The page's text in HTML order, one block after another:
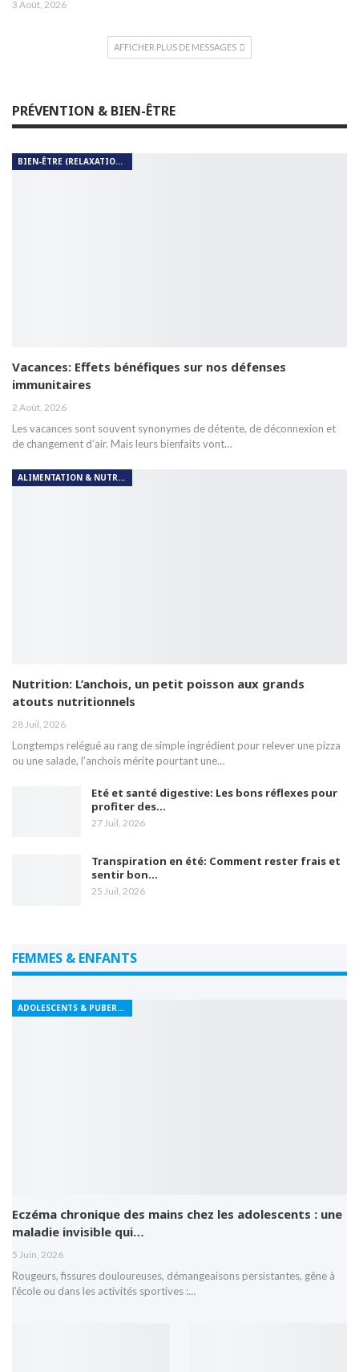
3 Août, 2026
AFFICHER PLUS DE MESSAGES
PRÉVENTION & BIEN-ÊTRE
BIEN-ÊTRE (RELAXATION, MÉDITATION, SOIN DU CORPS)
Vacances: Effets bénéfiques sur nos défenses
immunitaires
2 Août, 2026
Les vacances sont souvent synonymes de détente, de déconnexion et
de changement d’air. Mais leurs bienfaits vont…
ALIMENTATION & NUTRITION
Nutrition: L’anchois, un petit poisson aux grands
atouts nutritionnels
28 Juil, 2026
Longtemps relégué au rang de simple ingrédient pour relever une pizza
ou une salade, l’anchois mérite pourtant une…
Eté et santé digestive: Les bons réflexes pour
profiter des…
27 Juil, 2026
Transpiration en été: Comment rester frais et
sentir bon…
25 Juil, 2026
FEMMES & ENFANTS
ADOLESCENTS & PUBERTÉ
Eczéma chronique des mains chez les adolescents : une
maladie invisible qui…
5 Juin, 2026
Rougeurs, fissures douloureuses, démangeaisons persistantes, gêne à
l’école ou dans les activités sportives :…